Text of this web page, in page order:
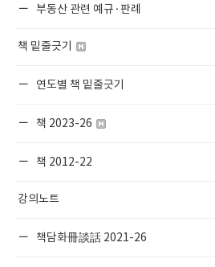
부동산 관련 예규·판례
책 밑줄긋기
연도별 책 밑줄긋기
책 2023-26
책 2012-22
강의노트
책담화冊談話 2021-26